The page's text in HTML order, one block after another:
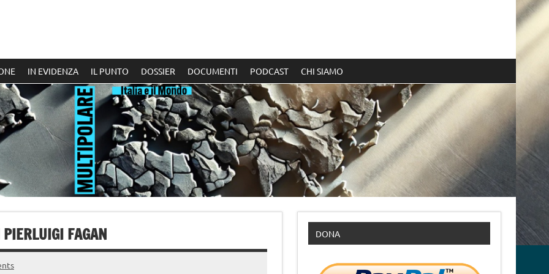
IN EVIDENZA IL PUNTO DOSSIER DOCUMENTI PODCAST CHI SIAMO
FAGAN DONA